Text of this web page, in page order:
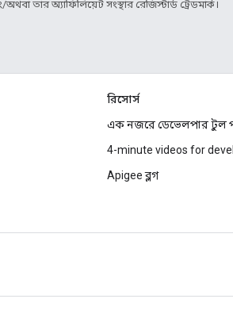
তার অ্যাফিলিয়েট সংস্থার রেজিস্টার্ড ট্রেডমার্ক।
রিসোর্স
এক নজরে ডেভেলপার টুল
4-minute videos for
Apigee ব্লগ